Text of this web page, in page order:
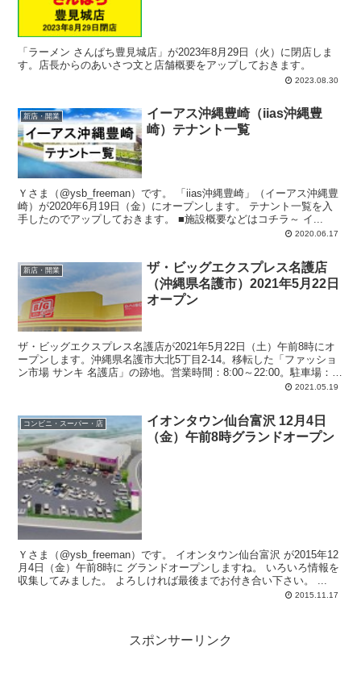
「ラーメン さんぱち豊見城店」が2023年8月29日（火）に閉店しま
す。店長からのあいさつ文と店舗概要をアップしておきます。
2023.08.30
新店・開業
イーアス沖縄豊崎（iias沖縄豊
崎）テナント一覧
Ｙさま（@ysb_freeman）です。 「iias沖縄豊崎」（イーアス沖縄豊
崎）が2020年6月19日（金）にオープンします。 テナント一覧を入
手したのでアップしておきます。 ■施設概要などはコチラ～ イ...
2020.06.17
新店・開業
ザ・ビッグエクスプレス名護店
（沖縄県名護市）2021年5月22日
オープン
ザ・ビッグエクスプレス名護店が2021年5月22日（土）午前8時にオ
ープンします。沖縄県名護市大北5丁目2-14。移転した「ファッショ
ン市場 サンキ 名護店」の跡地。営業時間：8:00～22:00。駐車場：
150台。テナントは、ダイソー、イオン銀行ATM、コインランドリー
2021.05.19
コンビニ・スーパー・店
イオンタウン仙台富沢 12月4日
（金）午前8時グランドオープン
Ｙさま（@ysb_freeman）です。 イオンタウン仙台富沢 が2015年12
月4日（金）午前8時に グランドオープンしますね。 いろいろ情報を
2015.11.17
スポンサーリンク